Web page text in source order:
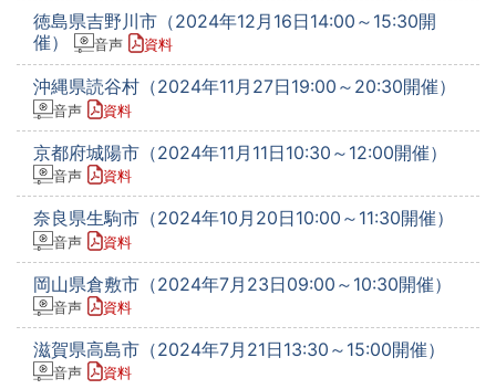
徳島県吉野川市（2024年12月16日14:00～15:30開
催）
音声 資料
沖縄県読谷村（2024年11月27日19:00～20:30開催）
音声 資料
京都府城陽市（2024年11月11日10:30～12:00開催）
音声 資料
奈良県生駒市（2024年10月20日10:00～11:30開催）
音声 資料
岡山県倉敷市（2024年7月23日09:00～10:30開催）
音声 資料
滋賀県高島市（2024年7月21日13:30～15:00開催）
音声 資料